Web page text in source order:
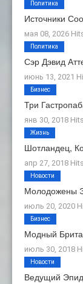
Источники
мая 08, 2026
Политика
Сэр Дэвид
июнь 13, 2021
Политика
Три
янв 30, 2018
Бизнес
Шотландец,
апр 27, 2018
Жизнь
Молодожены
июль 20, 2020
Новости
Модный
июль 30, 2018
Бизнес
Ведущий
Новости